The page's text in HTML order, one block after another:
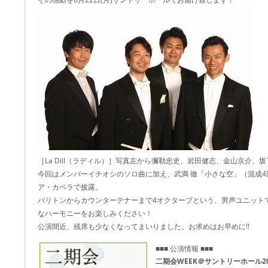
［La Dill（ラディル）］写真左から彌勒忠史、岩田健志、金山京介、
今回はメンバーイチオシのソロ曲に加え、武満 徹「小さな空」（混成
ア・カペラで披露。
バリトンからカウンターテナーまで4オクターブという、男声ユニッ
なハーモニーをお楽しみください！
公演間近、残席も少なくなってまいりました。お求めはお早めに!!
■■■ 公演情報 ■■■
二期会WEEK＠サントリーホール